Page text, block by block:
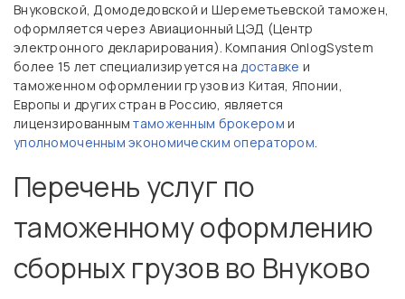
Внуковской, Домодедовской и Шереметьевской таможен,
оформляется через Авиационный ЦЭД (Центр
электронного декларирования). Компания OnlogSystem
более 15 лет специализируется надоставке и
таможенном оформлении грузов из Китая, Японии,
Европы и других стран в Россию, является
лицензированнымтаможенным брокером и
уполномоченным экономическим оператором.
Перечень услуг по
таможенному оформлению
сборных грузов во Внуково